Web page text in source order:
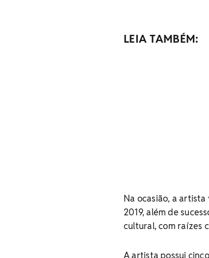
LEIA TAMBÉM:
Na ocasião, a
2019, além de
cultural, com raízes
A artista possui